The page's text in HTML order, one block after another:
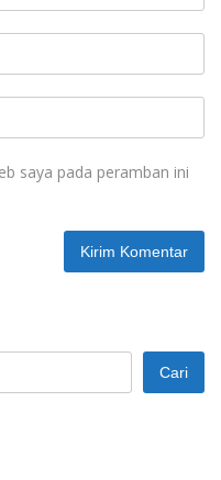
saya pada peramban ini
Cari